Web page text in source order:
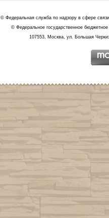
© Федеральная служба по надзору в сфере
© Федеральное государственное
107553, Москва, ул. Большая